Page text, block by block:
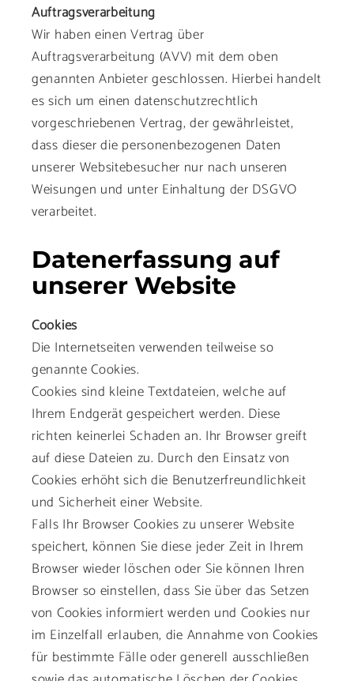
Auftragsverarbeitung
Wir haben einen Vertrag über
Auftragsverarbeitung (AVV) mit dem oben
genannten Anbieter geschlossen. Hierbei handelt
es sich um einen datenschutzrechtlich
vorgeschriebenen Vertrag, der gewährleistet,
dass dieser die personenbezogenen Daten
unserer Websitebesucher nur nach unseren
Weisungen und unter Einhaltung der DSGVO
verarbeitet.
Datenerfassung auf
unserer Website
Cookies
Die Internetseiten verwenden teilweise so
genannte Cookies.
Cookies sind kleine Textdateien, welche auf
Ihrem Endgerät gespeichert werden. Diese
richten keinerlei Schaden an. Ihr Browser greift
auf diese Dateien zu. Durch den Einsatz von
Cookies erhöht sich die Benutzerfreundlichkeit
und Sicherheit einer Website.
Falls Ihr Browser Cookies zu unserer Website
speichert, können Sie diese jeder Zeit in Ihrem
Browser wieder löschen oder Sie können Ihren
Browser so einstellen, dass Sie über das Setzen
von Cookies informiert werden und Cookies nur
im Einzelfall erlauben, die Annahme von Cookies
für bestimmte Fälle oder generell ausschließen